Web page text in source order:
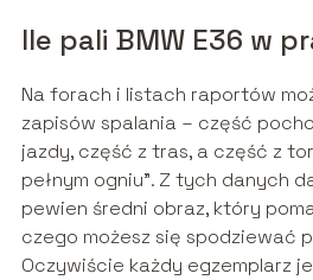
Ile pali BMW E36 w
Na forach i listach raportów
zapisów spalania – część
jazdy, część z tras, a część z
pełnym ogniu”. Z tych danych
pewien średni obraz, który
czego możesz się spodziewać
Oczywiście każdy egzemplarz